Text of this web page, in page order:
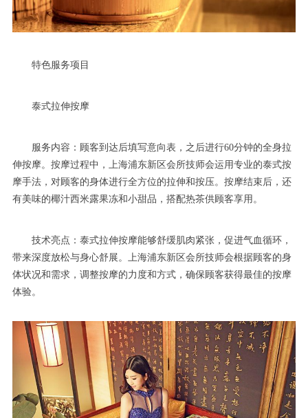
特色服务项目
泰式拉伸按摩
服务内容：顾客到达后填写意向表，之后进行60分钟的全身拉
伸按摩。按摩过程中，上海浦东新区会所技师会运用专业的泰式按
摩手法，对顾客的身体进行全方位的拉伸和按压。按摩结束后，还
有美味的椰汁西米露果冻和小甜品，搭配热茶供顾客享用。
技术亮点：泰式拉伸按摩能够舒缓肌肉紧张，促进气血循环，
带来深度放松与身心舒展。上海浦东新区会所技师会根据顾客的身
体状况和需求，调整按摩的力度和方式，确保顾客获得最佳的按摩
体验。